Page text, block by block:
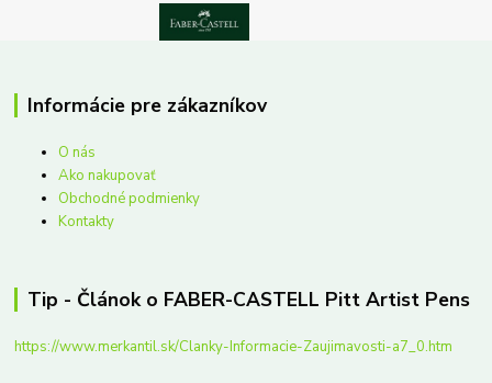
Informácie pre zákazníkov
O nás
Ako nakupovať
Obchodné podmienky
Kontakty
Tip - Článok o FABER-CASTELL Pitt Artist Pens
https://www.merkantil.sk/Clanky-Informacie-Zaujimavosti-a7_0.htm